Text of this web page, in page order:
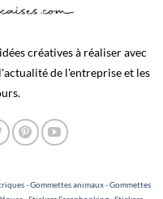
créatives à réaliser avec
de l'entreprise et les
-Gommettes animaux-Gommettes